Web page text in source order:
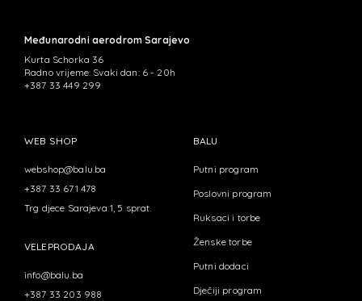
Međunarodni aerodrom Sarajevo
Kurta Schorka 36
Radno vrijeme: Svaki dan: 6 - 20h
+387 33 449 299
WEB SHOP
webshop@balu.ba
+387 33 671 478
Trg djece Sarajeva 1, 5 sprat.
VELEPRODAJA
info@balu.ba
+387 33 203 988
BALU
Putni program
Poslovni program
Ruksaci i torbe
Ženske torbe
Putni dodaci
Dječiji program